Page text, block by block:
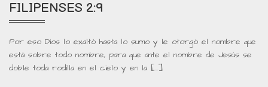
FILIPENSES 2:9
Por eso Dios lo exaltó hasta lo sumo y le otorgó el nombre que
está sobre todo nombre, para que ante el nombre de Jesús se
doble toda rodilla en el cielo y en la […]